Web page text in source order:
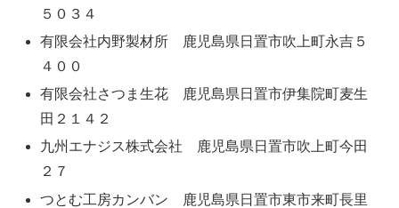
５０３４
有限会社内野製材所 鹿児島県日置市吹上町永吉５
４００
有限会社さつま生花 鹿児島県日置市伊集院町麦生
田２１４２
九州エナジス株式会社 鹿児島県日置市吹上町今田
２７
つとむ工房カンバン 鹿児島県日置市東市来町長里